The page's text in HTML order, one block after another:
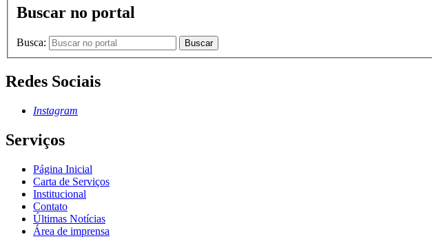
Buscar no portal
Busca: Buscar
Redes Sociais
Instagram
Serviços
Página Inicial
Carta de Serviços
Institucional
Contato
Últimas Notícias
Área de imprensa